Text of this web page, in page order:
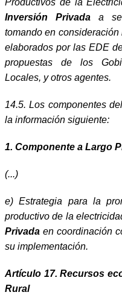
Inversión Privada a
tomando en
elaborados por las EDE
propuestas de los
Locales, y otros agentes.
14.5. Los componentes
la información siguiente:
1. Componente a Largo
(...)
e) Estrategia para la
productivo de la
Privada en coordinación
su implementación.
Artículo 17. Recursos
Rural